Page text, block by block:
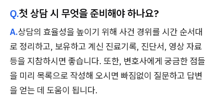
Q.첫 상담 시 무엇을 준비해야 하나요?
A.상담의 효율성을 높이기 위해 사건 경위를 시간 순서대
로 정리하고, 보유하고 계신 진료기록, 진단서, 영상 자료
등을 지참하시면 좋습니다. 또한, 변호사에게 궁금한 점들
을 미리 목록으로 작성해 오시면 빠짐없이 질문하고 답변
을 얻는 데 도움이 됩니다.